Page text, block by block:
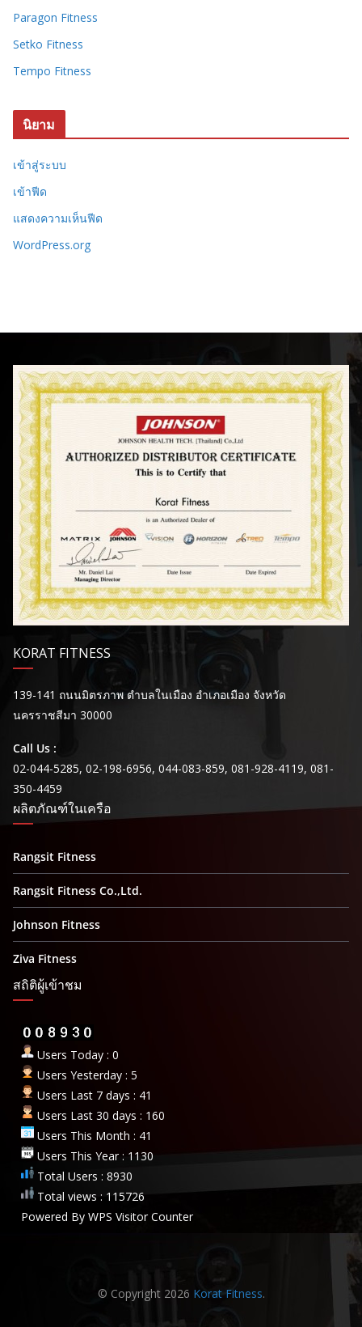
Paragon Fitness
Setko Fitness
Tempo Fitness
นิยาม
เข้าสู่ระบบ
เข้าฟีด
แสดงความเห็นฟีด
WordPress.org
KORAT FITNESS
139-141 ถนนมิตรภาพ ตำบลในเมือง อำเภอเมือง จังหวัด
นครราชสีมา 30000
Call Us :
02-044-5285, 02-198-6956, 044-083-859, 081-928-4119, 081-
350-4459
ผลิตภัณฑ์ในเครือ
Rangsit Fitness
Rangsit Fitness Co.,Ltd.
Johnson Fitness
Ziva Fitness
สถิติผู้เข้าชม
Users Today : 0
Users Yesterday : 5
Users Last 7 days : 41
Users Last 30 days : 160
Users This Month : 41
Users This Year : 1130
Total Users : 8930
Total views : 115726
Powered By WPS Visitor Counter
© Copyright 2026 Korat Fitness.